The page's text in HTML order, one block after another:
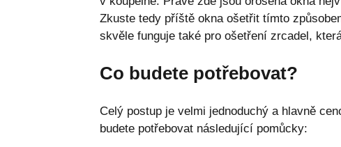
Zkuste tedy příště okna ošetřit tímto
skvěle funguje také pro ošetření zrcadel,
Co budete potřebovat?
Celý postup je velmi jednoduchý a hlavně
budete potřebovat následující pomůcky: